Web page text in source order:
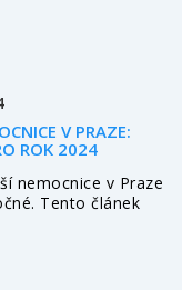
V PRAZE:
ROK 2024
nemocnice v Praze
Tento článek